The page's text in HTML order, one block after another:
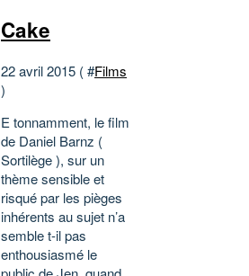
Cake
22 avril 2015 ( #Films
)
E tonnamment, le film
de Daniel Barnz (
Sortilège ), sur un
thème sensible et
risqué par les pièges
inhérents au sujet n’a
semble t-il pas
enthousiasmé le